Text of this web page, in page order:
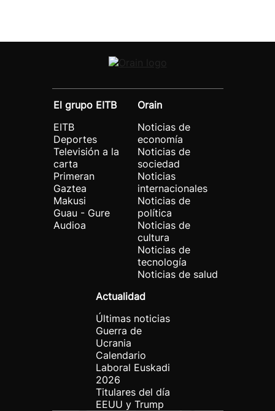
El grupo EITB
EITB
Deportes
Televisión a la
carta
Primeran
Gaztea
Makusi
Guau - Gure
Audioa
Orain
Noticias de
economía
Noticias de
sociedad
Noticias
internacionales
Noticias de
política
Noticias de
cultura
Noticias de
tecnología
Noticias de salud
Actualidad
Últimas noticias
Guerra de
Ucrania
Calendario
Laboral Euskadi
2026
Titulares del día
EEUU y Trump